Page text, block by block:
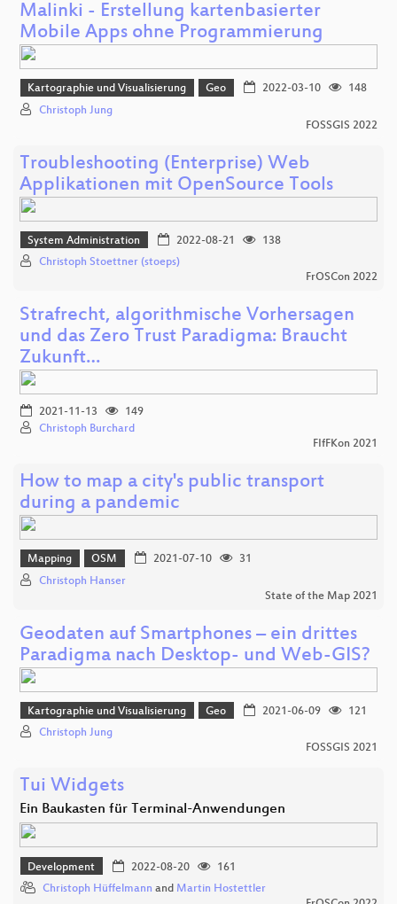
Malinki - Erstellung kartenbasierter
Mobile Apps ohne Programmierung
Kartographie und Visualisierung Geo 2022-03-10
148
Christoph Jung
FOSSGIS 2022
Troubleshooting (Enterprise) Web
Applikationen mit OpenSource Tools
System Administration 2022-08-21
138
Christoph Stoettner (stoeps)
FrOSCon 2022
Strafrecht, algorithmische Vorhersagen
und das Zero Trust Paradigma: Braucht
Zukunft…
2021-11-13
149
Christoph Burchard
FIfFKon 2021
How to map a city's public transport
during a pandemic
Mapping OSM 2021-07-10
31
Christoph Hanser
State of the Map 2021
Geodaten auf Smartphones – ein drittes
Paradigma nach Desktop- und Web-GIS?
Kartographie und Visualisierung Geo 2021-06-09
121
Christoph Jung
FOSSGIS 2021
Tui Widgets
Ein Baukasten für Terminal-Anwendungen
Development 2022-08-20
161
Christoph Hüffelmann and Martin Hostettler